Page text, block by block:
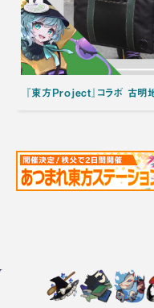
『東方Project』コラボ 古明地